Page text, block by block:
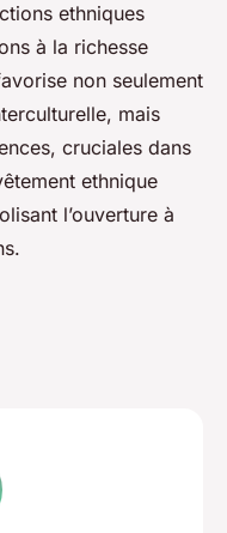
ethniques
à la richesse
non seulement
mais
cruciales dans
ethnique
l’ouverture à